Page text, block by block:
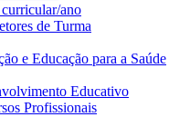
ano
de Turma
e Educação para a Saúde
Educativo
Profissionais